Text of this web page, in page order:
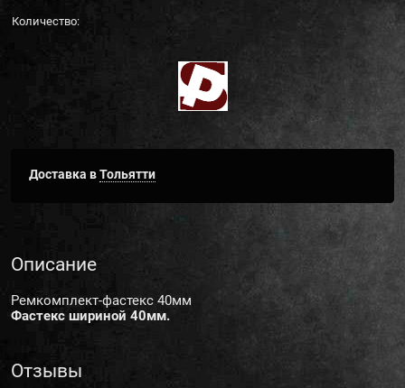
Количество:
Доставка вТольятти
Описание
Ремкомплект-фастекс 40мм
Фастекс шириной 40мм.
Отзывы